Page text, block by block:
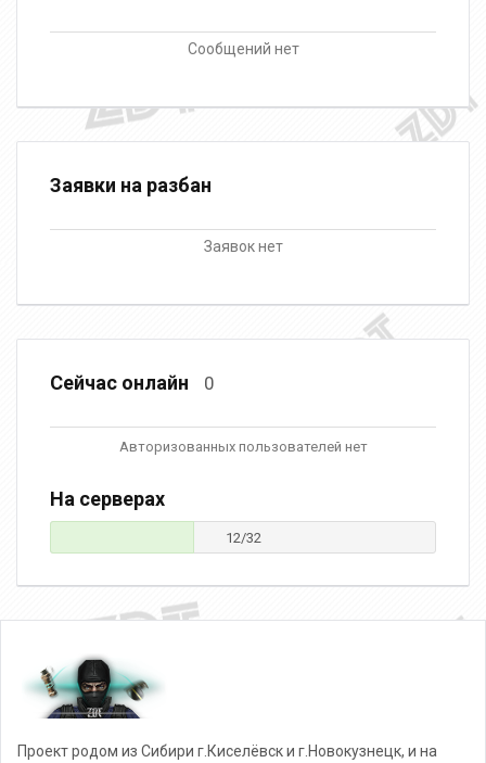
Сообщений нет
Заявки на разбан
Заявок нет
Сейчас онлайн 0
Авторизованных пользователей нет
На серверах
12/32
Проект родом из Сибири г.Киселёвск и г.Новокузнецк, и на